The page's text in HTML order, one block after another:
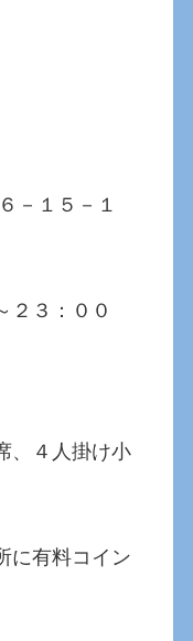
１５－１
３：００
４人掛け小
有料コイン